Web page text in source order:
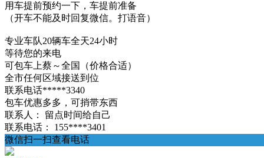
用车提前预约一下，车提前准备
（开车不能及时回复微信。打语音）
专业车队20辆车全天24小时
等待您的来电
可包车上蔡～全国（价格合适）
全市任何区域接送到位
联系电话*****3340
包车优惠多多，可捎带东西
联系人：
留点时间给自己
联系电话：
155****3401
微信扫一扫查看电话